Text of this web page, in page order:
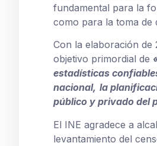
fundamental para la
como para la toma de
Con la elaboración
objetivo primordial de
estadísticas
nacional, la
público y privado del
El INE agradece a
levantamiento del